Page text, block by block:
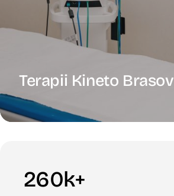
Terapii Kineto Brasov
260k+